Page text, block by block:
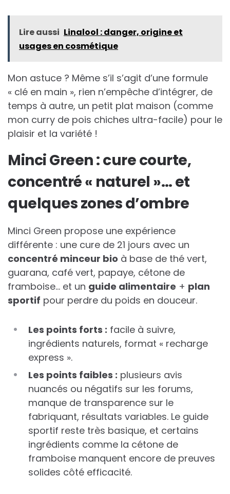
Lire aussi Linalool : danger, origine et
usages en cosmétique
Mon astuce ? Même s’il s’agit d’une formule
« clé en main », rien n’empêche d’intégrer, de
temps à autre, un petit plat maison (comme
mon curry de pois chiches ultra-facile) pour le
plaisir et la variété !
Minci Green : cure courte,
concentré « naturel »… et
quelques zones d’ombre
Minci Green propose une expérience
différente : une cure de 21 jours avec un
concentré minceur bio à base de thé vert,
guarana, café vert, papaye, cétone de
framboise… et un guide alimentaire + plan
sportif pour perdre du poids en douceur.
Les points forts : facile à suivre,
ingrédients naturels, format « recharge
express ».
Les points faibles : plusieurs avis
nuancés ou négatifs sur les forums,
manque de transparence sur le
fabriquant, résultats variables. Le guide
sportif reste très basique, et certains
ingrédients comme la cétone de
framboise manquent encore de preuves
solides côté efficacité.